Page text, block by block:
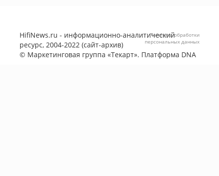
HifiNews.ru - информационно-аналитический
ресурс, 2004-2022 (сайт-архив)
© Маркетинговая группа «Текарт». Платформа DNA
Политика обработки
персональных данных